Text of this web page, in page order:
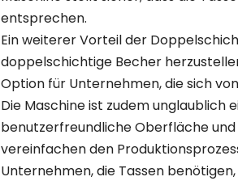
entsprechen.
Ein weiterer Vorteil der
doppelschichtige Becher
Option für Unternehmen, die sich
Die Maschine ist zudem unglaublich
benutzerfreundliche Oberfläche
vereinfachen den
Unternehmen, die Tassen